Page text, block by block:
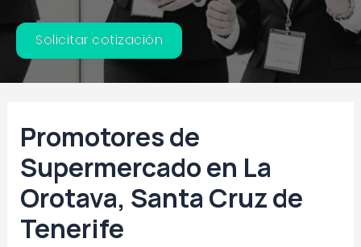
Solicitar cotización
Promotores de
Supermercado en La
Orotava, Santa Cruz de
Tenerife